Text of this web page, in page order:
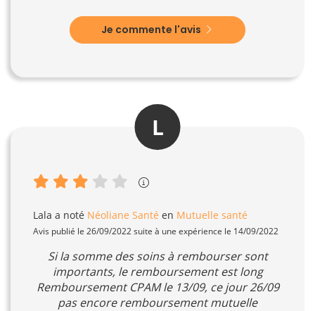
Je commente l'avis
L
Lala a noté Néoliane Santé en Mutuelle santé
Avis publié le 26/09/2022 suite à une expérience le 14/09/2022
Si la somme des soins à rembourser sont
importants, le remboursement est long
Remboursement CPAM le 13/09, ce jour 26/09
pas encore remboursement mutuelle